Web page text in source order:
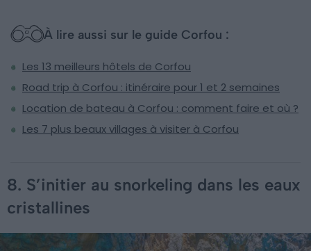
À lire aussi sur le guide Corfou :
Les 13 meilleurs hôtels de Corfou
Road trip à Corfou : itinéraire pour 1 et 2 semaines
Location de bateau à Corfou : comment faire et où ?
Les 7 plus beaux villages à visiter à Corfou
8. S’initier au snorkeling dans les eaux
cristallines